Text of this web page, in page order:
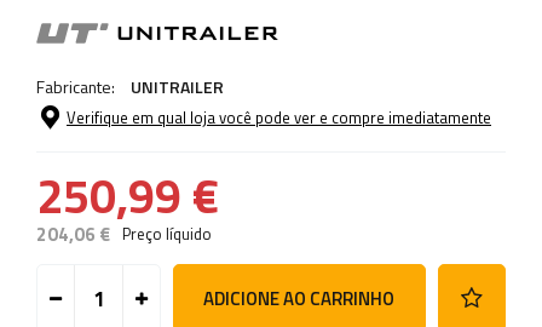
Fabricante: UNITRAILER
Verifique em qual loja você pode ver e compre imediatamente
250,99 €
204,06 € Preço líquido
ADICIONE AO CARRINHO